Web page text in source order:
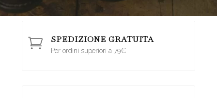
 SPEDIZIONE GRATUITA
Per ordini superiori a 79€